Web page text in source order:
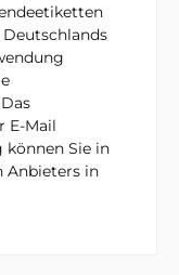
E-Mail
können Sie in
Anbieters in